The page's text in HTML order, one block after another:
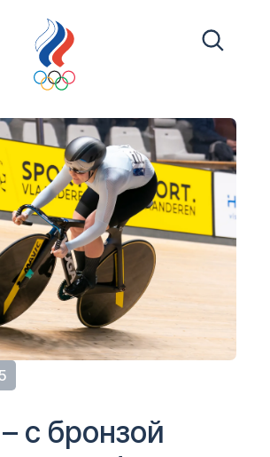
с бронзой